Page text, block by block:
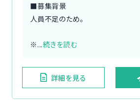
■募集背景
人員不足のため。
※...続きを読む
詳細を見る